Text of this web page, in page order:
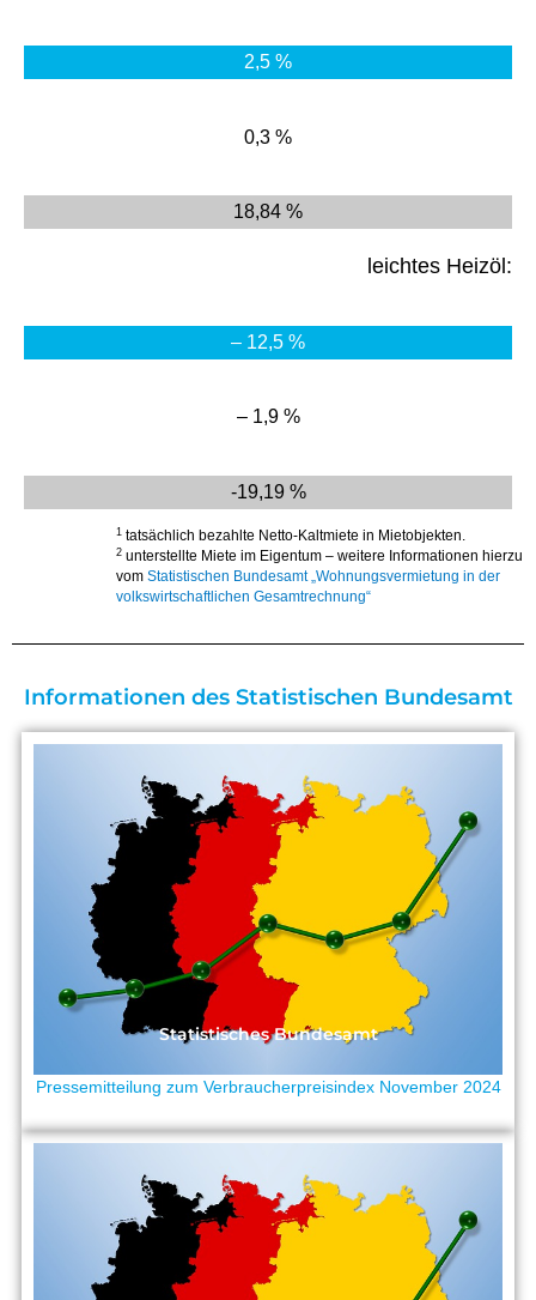
2,5 %
0,3 %
18,84 %
leichtes Heizöl:
– 12,5 %
– 1,9 %
-19,19 %
1 tatsächlich bezahlte Netto-Kaltmiete in Mietobjekten.
2 unterstellte Miete im Eigentum – weitere Informationen hierzu
vom Statistischen Bundesamt „Wohnungsvermietung in der
volkswirtschaftlichen Gesamtrechnung“
Informationen des Statistischen Bundesamt
Statistisches Bundesamt
Pressemitteilung zum Verbraucherpreisindex November 2024